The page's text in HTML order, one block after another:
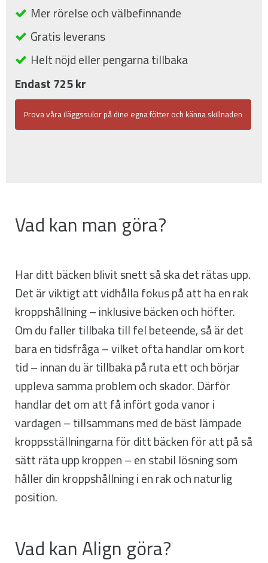
Mer rörelse och välbefinnande
Gratis leverans
Helt nöjd eller pengarna tillbaka
Endast 725 kr
Prova våra iläggssulor på dine egna fötter och känna skillnaden
Vad kan man göra?
Har ditt bäcken blivit snett så ska det rätas upp.
Det är viktigt att vidhålla fokus på att ha en rak
kroppshållning – inklusive bäcken och höfter.
Om du faller tillbaka till fel beteende, så är det
bara en tidsfråga – vilket ofta handlar om kort
tid – innan du är tillbaka på ruta ett och börjar
uppleva samma problem och skador. Därför
handlar det om att få infört goda vanor i
vardagen – tillsammans med de bäst lämpade
kroppsställningarna för ditt bäcken för att på så
sätt räta upp kroppen – en stabil lösning som
håller din kroppshållning i en rak och naturlig
position.
Vad kan Align göra?